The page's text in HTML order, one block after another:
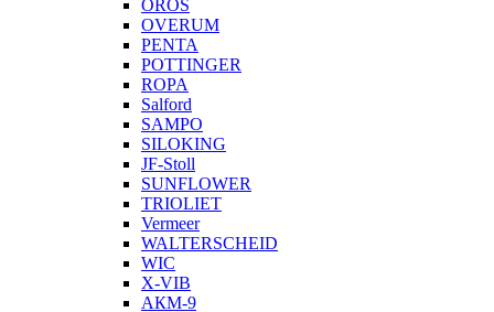
OROS
OVERUM
PENTA
POTTINGER
ROPA
Salford
SAMPO
SILOKING
JF-Stoll
SUNFLOWER
TRIOLIET
Vermeer
WALTERSCHEID
WIC
X-VIB
АКМ-9